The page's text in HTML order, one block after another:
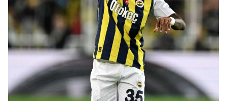
Sitemizde kendimize ve üçüncü kişilere ait çerezler
kullanılmaktadır. Bu çerezler vasıtasıyla çeşitli kişisel
verileriniz işlenmekte olup gerekli olan çerezler bilgi
toplumu hizmetlerinin sunulması amacıyla
kullanılmaktadır. Diğer çerezler, sitemizin daha işlevsel
kılınması ve kişiselleştirilmesi ve sizlere yönelik
reklam/pazarlama faaliyetlerinin yapılması, amaçlarıyla
sınırlı olarak açık rızanız dahilinde kullanılacaktır.